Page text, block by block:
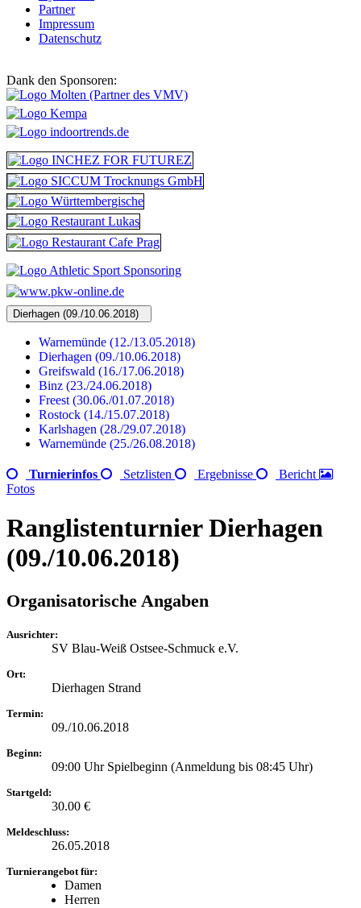
Partner
Impressum
Datenschutz
Dank den Sponsoren:
Warnemünde (12./13.05.2018)
Dierhagen (09./10.06.2018)
Greifswald (16./17.06.2018)
Binz (23./24.06.2018)
Freest (30.06./01.07.2018)
Rostock (14./15.07.2018)
Karlshagen (28./29.07.2018)
Warnemünde (25./26.08.2018)
Turnierinfos Setzlisten Ergebnisse
Bericht
Fotos
Ranglistenturnier Dierhagen
(09./10.06.2018)
Organisatorische Angaben
Ausrichter:
SV Blau-Weiß Ostsee-Schmuck e.V.
Ort:
Dierhagen Strand
Termin:
09./10.06.2018
Beginn:
09:00 Uhr Spielbeginn (Anmeldung bis 08:45 Uhr)
Startgeld:
30.00 €
Meldeschluss:
26.05.2018
Turnierangebot für:
Damen
Herren